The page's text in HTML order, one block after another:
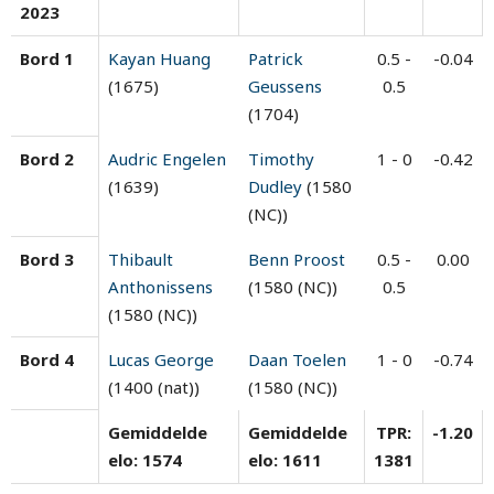
2023
Bord 1
Kayan Huang
(1675)
Patrick
Geussens
(1704)
0.5 -
0.5
-0.04
Bord 2
Audric Engelen
(1639)
Timothy
Dudley (1580
(NC))
1 - 0 -0.42
Bord 3
Thibault
Anthonissens
(1580 (NC))
Benn Proost
(1580 (NC))
0.5 -
0.5
0.00
Bord 4
Lucas George
(1400 (nat))
Daan Toelen
(1580 (NC))
1 - 0 -0.74
Gemiddelde
elo: 1574
Gemiddelde
elo: 1611
TPR:
1381
-1.20